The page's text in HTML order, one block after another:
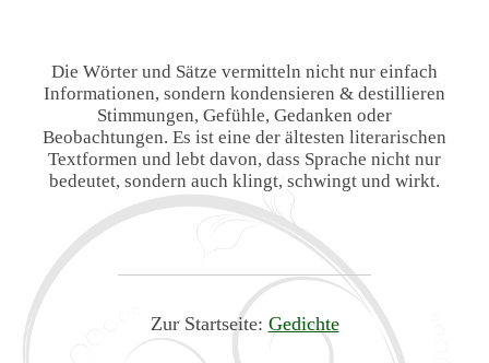
Die Wörter und Sätze vermitteln nicht nur einfach
Informationen, sondern kondensieren & destillieren
Stimmungen, Gefühle, Gedanken oder
Beobachtungen. Es ist eine der ältesten literarischen
Textformen und lebt davon, dass Sprache nicht nur
bedeutet, sondern auch klingt, schwingt und wirkt.
Zur Startseite: Gedichte